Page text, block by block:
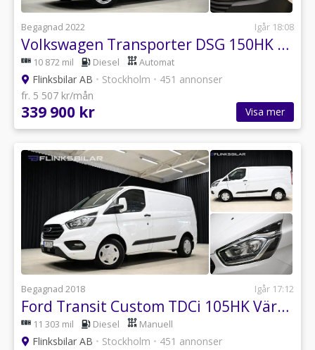
Begagnad 2022 Igår 18:08
Volkswagen Transporter DSG 150HK V-Inredd|Dubbeldörr|LED|Uppvärmt-skåp|Leasbar
10 872 mil Diesel Automat
Flinksbilar AB • Stockholm • 451 annonser
fr. 5 507 kr/mån
339 900 kr Visa mer
Begagnad 2018 Igår 17:12
Ford Transit Custom TDCi 105HK Värmare|Backkamera|EnÄgare|NyKamrem
11 303 mil Diesel Manuell
Flinksbilar AB • Stockholm • 451 annonser